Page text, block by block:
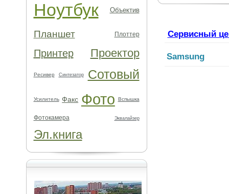
Ноутбук Объектив
Планшет Плоттер
Принтер Проектор
Ресивер Синтезатор Сотовый
Усилитель Факс Фото Вспышка
Фотокамера Эквалайзер
Эл.книга
Сервисный
Samsung